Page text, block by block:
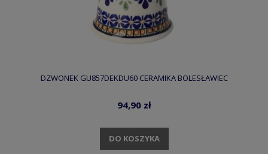
DZWONEK GU857DEKDU60 CERAMIKA BOLESŁAWIEC
94,90 zł
DO KOSZYKA